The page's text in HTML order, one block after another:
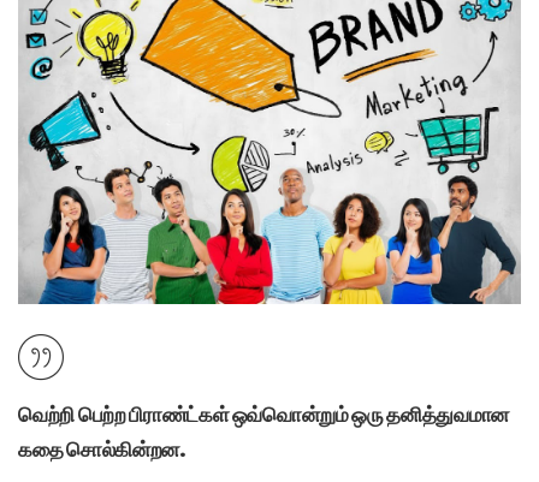
வெற்றி பெற்ற பிராண்ட்கள் ஒவ்வொன்றும் ஒரு தனித்துவமான
கதை சொல்கின்றன.